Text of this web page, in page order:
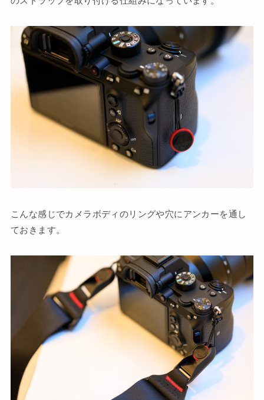
こんな感じでカメラボディのリングや穴にアンカーを通し
ておきます。